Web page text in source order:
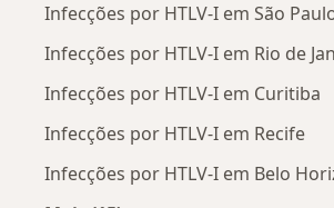
Infecções por HTLV-I em São
Infecções por HTLV-I em Rio de
Infecções por HTLV-I em Curitiba
Infecções por HTLV-I em Recife
Infecções por HTLV-I em Belo